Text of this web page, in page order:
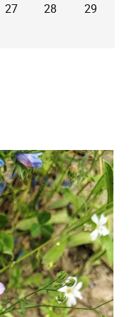
27 28
29